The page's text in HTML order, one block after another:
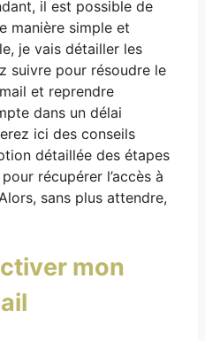
il est possible de
manière simple et
je vais détailler les
suivre pour résoudre le
et reprendre
dans un délai
ici des conseils
détaillée des étapes
récupérer l’accès à
sans plus attendre,
mon